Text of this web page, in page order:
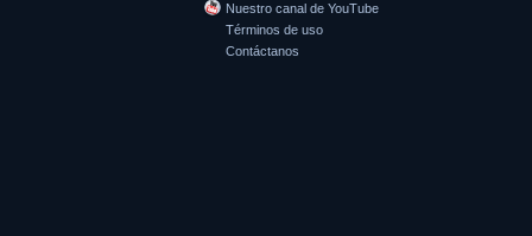
Nuestro canal de YouTube
Términos de uso
Contáctanos